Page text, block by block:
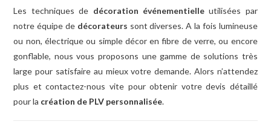
Les techniques de décoration événementielleutilisées par
notre équipe de décorateurs sont diverses. A la fois lumineuse
ou non, électrique ou simple décor en fibre de verre, ou encore
gonflable, nous vous proposons une gamme de solutions très
large pour satisfaire au mieux votre demande. Alors n’attendez
plus et contactez-nous vite pour obtenir votre devis détaillé
pour la création de PLV personnalisée.